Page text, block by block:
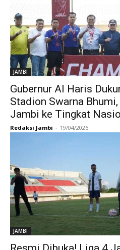
JAMBI
Gubernur Al Haris
Stadion Swarna
Jambi ke Tingkat
Redaksi Jambi - 19/04/2026
JAMBI